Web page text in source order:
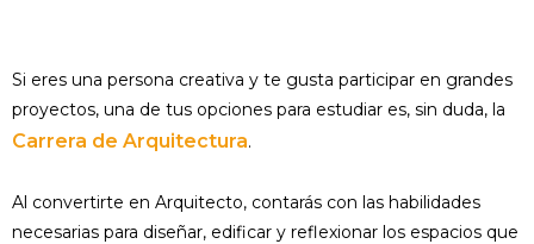
Si eres una persona creativa y te gusta participar en grandes
proyectos, una de tus opciones para estudiar es, sin duda, la
Carrera de Arquitectura.
Al convertirte en Arquitecto, contarás con las habilidades
necesarias para diseñar, edificar y reflexionar los espacios que